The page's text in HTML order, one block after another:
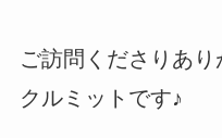
ご訪問くださりあり
クルミットです♪